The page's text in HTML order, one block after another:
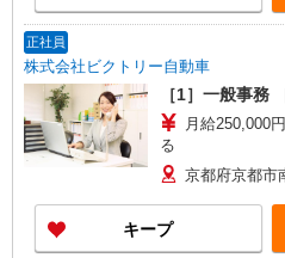
正社員
株式会社ビクトリー自動車
［1］一般事務
月給250,000
る
京都府京都市
キープ